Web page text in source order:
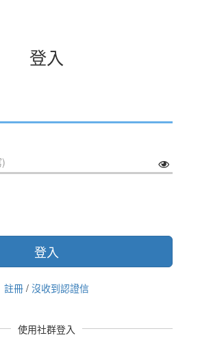
登入
登入
註冊 / 沒收到認證信
使用社群登入